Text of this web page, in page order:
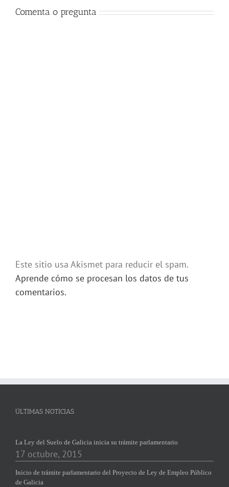
Comenta o pregunta
Este sitio usa Akismet para reducir el spam.
Aprende cómo se procesan los datos de tus
comentarios.
ÚLTIMAS NOTICIAS
La Ley del Suelo de Galicia inicia su trámite parlamentario
17 octubre, 2015
Inicio de trámite parlamentario del Proyecto de Ley de Empleo Público
de Galicia